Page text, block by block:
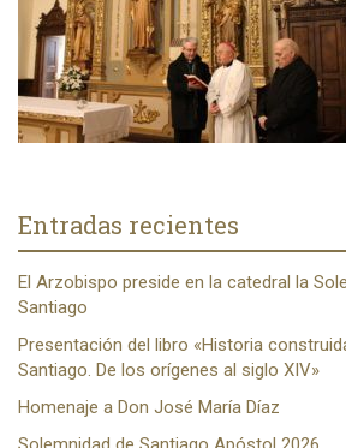
Entradas recientes
El Arzobispo preside en la catedral la
Santiago
Presentación del libro «Historia
Santiago. De los orígenes al siglo XIV»
Homenaje a Don José María Díaz